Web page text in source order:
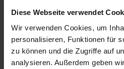
Diese Webseite verwendet
Wir verwenden Cookies, um
personalisieren, Funktionen für
zu können und die Zugriffe auf
analysieren. Außerdem geben
Aufenthaltserlaubnis,
Ausübung eines